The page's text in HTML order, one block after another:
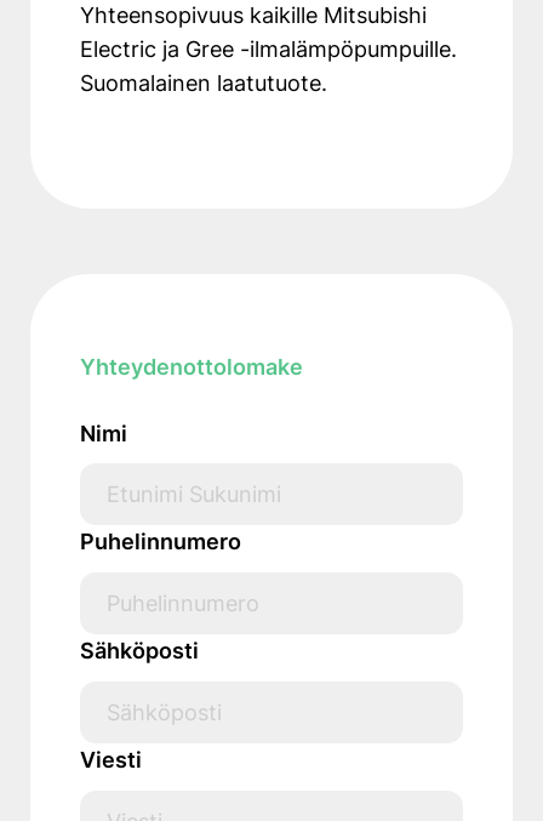
Yhteensopivuus kaikille Mitsubishi
Electric ja Gree -ilmalämpöpumpuille.
Suomalainen laatutuote.
Yhteydenottolomake
Nimi
Puhelinnumero
Sähköposti
Viesti